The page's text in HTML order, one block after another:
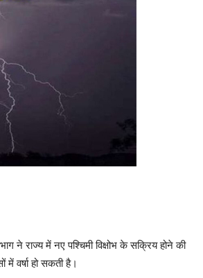
ने राज्य में नए पश्चिमी विक्षोभ के सक्रिय होने की
वर्षा हो सकती है।